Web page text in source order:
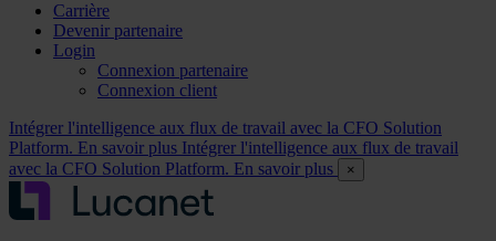
Carrière
Devenir partenaire
Login
Connexion partenaire
Connexion client
Intégrer l'intelligence aux flux de travail avec la CFO Solution
Platform. En savoir plus Intégrer l'intelligence aux flux de travail
avec la CFO Solution Platform. En savoir plus
×